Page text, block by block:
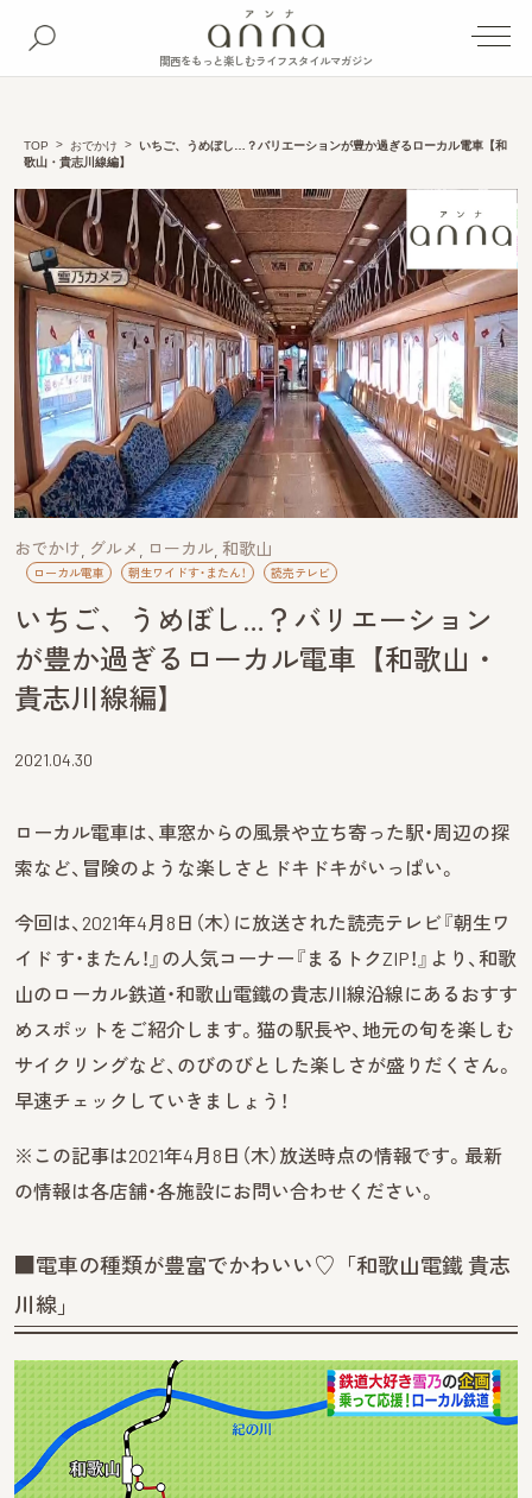
関西をもっと楽しむライフスタイルマガジン
TOP おでかけ
いちご、うめぼし…？バリエーションが豊か過ぎるローカル電車【和
歌山・貴志川線編】
おでかけ グルメ ローカル 和歌山
ローカル電車 朝生ワイドす・またん！ 読売テレビ
いちご、うめぼし…？バリエーション
が豊か過ぎるローカル電車【和歌山・
貴志川線編】
2021.04.30
ローカル電車は、車窓からの風景や立ち寄った駅・周辺の探
索など、冒険のような楽しさとドキドキがいっぱい。
今回は、2021年4月8日（木）に放送された読売テレビ『朝生ワ
イド す・またん！』の人気コーナー『まるトクZIP！』より、和歌
山のローカル鉄道・和歌山電鐵の貴志川線沿線にあるおすす
めスポットをご紹介します。猫の駅長や、地元の旬を楽しむ
サイクリングなど、のびのびとした楽しさが盛りだくさん。
早速チェックしていきましょう！
※この記事は2021年4月8日（木）放送時点の情報です。最新
の情報は各店舗・各施設にお問い合わせください。
■電車の種類が豊富でかわいい♡「和歌山電鐵 貴志
川線」